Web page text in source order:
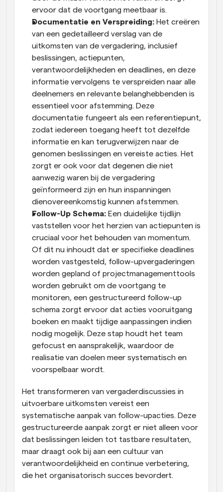
ervoor dat de voortgang meetbaar is.
Documentatie en Verspreiding: Het creëren
van een gedetailleerd verslag van de
uitkomsten van de vergadering, inclusief
beslissingen, actiepunten,
verantwoordelijkheden en deadlines, en deze
informatie vervolgens te verspreiden naar alle
deelnemers en relevante belanghebbenden is
essentieel voor afstemming. Deze
documentatie fungeert als een referentiepunt,
zodat iedereen toegang heeft tot dezelfde
informatie en kan terugverwijzen naar de
genomen beslissingen en vereiste acties. Het
zorgt er ook voor dat degenen die niet
aanwezig waren bij de vergadering
geïnformeerd zijn en hun inspanningen
dienovereenkomstig kunnen afstemmen.
Follow-Up Schema: Een duidelijke tijdlijn
vaststellen voor het herzien van actiepunten is
cruciaal voor het behouden van momentum.
Of dit nu inhoudt dat er specifieke deadlines
worden vastgesteld, follow-upvergaderingen
worden gepland of projectmanagementtools
worden gebruikt om de voortgang te
monitoren, een gestructureerd follow-up
schema zorgt ervoor dat acties vooruitgang
boeken en maakt tijdige aanpassingen indien
nodig mogelijk. Deze stap houdt het team
gefocust en aansprakelijk, waardoor de
realisatie van doelen meer systematisch en
voorspelbaar wordt.
Het transformeren van vergaderdiscussies in
uitvoerbare uitkomsten vereist een
systematische aanpak van follow-upacties. Deze
gestructureerde aanpak zorgt er niet alleen voor
dat beslissingen leiden tot tastbare resultaten,
maar draagt ook bij aan een cultuur van
verantwoordelijkheid en continue verbetering,
die het organisatorisch succes bevordert.